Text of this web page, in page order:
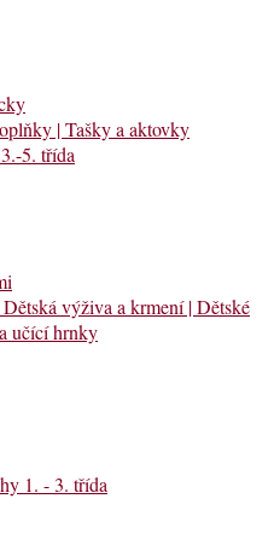
| Tašky a aktovky
5. třída
výživa a krmení | Dětské
učící hrnky
1. - 3. třída